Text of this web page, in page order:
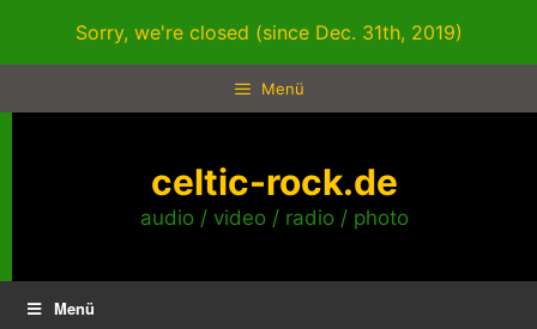
Sorry, we're closed (since Dec. 31th, 2019)
Menü
celtic-rock.de
audio / video / radio / photo
Menü